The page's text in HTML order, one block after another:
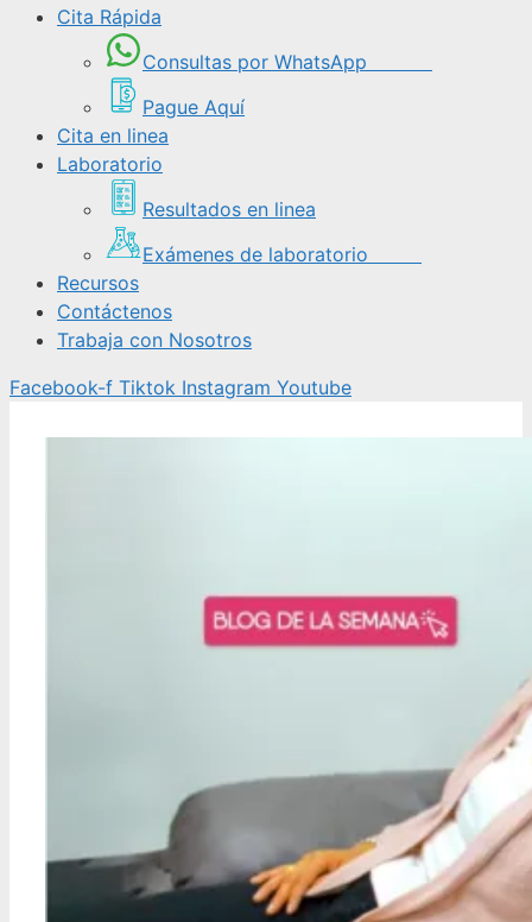
Cita Rápida
Consultas por WhatsApp
Pague Aquí
Cita en linea
Laboratorio
Resultados en linea
Exámenes de laboratorio
Recursos
Contáctenos
Trabaja con Nosotros
Facebook-f Tiktok Instagram Youtube